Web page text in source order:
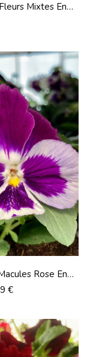
Mixtes En
Rose En
€